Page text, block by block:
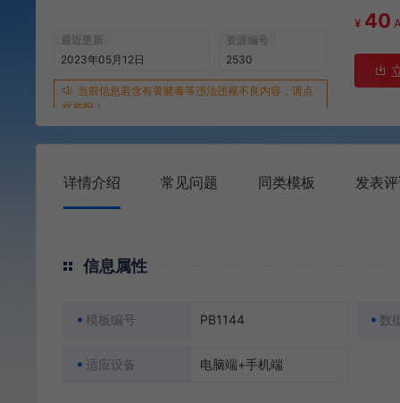
最近更新
2023年05月12日
资源编号
2530
当前信息若含有黄赌毒等违法违规不良内容，请点
此举报！
¥ 40
详情介绍 常见问题 同类模板 发表
信息属性
模板编号 PB1144 数
适应设备 电脑端+手机端